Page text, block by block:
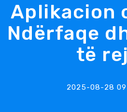
Aplikacion
Ndërfaqe
të
2025-08-28